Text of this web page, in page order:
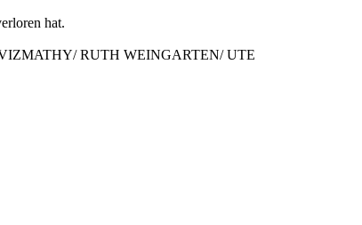
hat.
RUTH WEINGARTEN/ UTE